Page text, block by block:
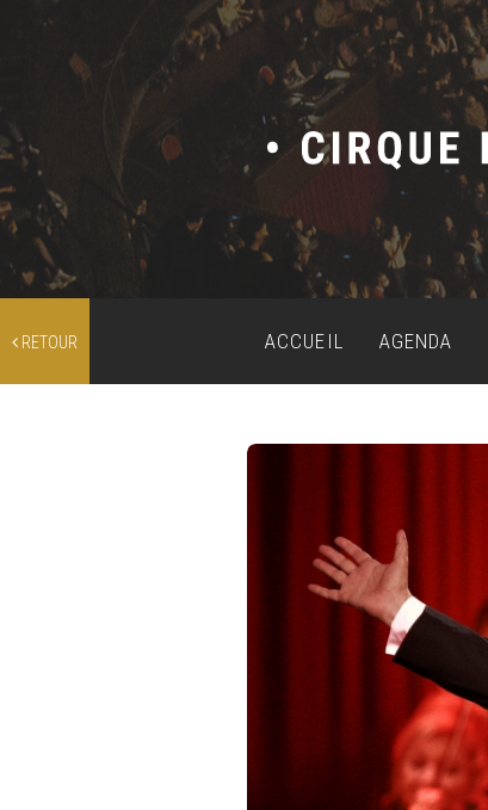
RETOUR ACCUEIL AGENDA